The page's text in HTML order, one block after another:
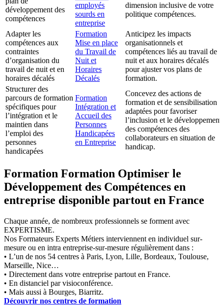
développement des
compétences
employés
sourds en
entreprise
dimension inclusive de votre
politique compétences.
Adapter les
compétences aux
contraintes
d’organisation du
travail de nuit et en
horaires décalés
Formation
Mise en place
du Travail de
Nuit et
Horaires
Décalés
Anticipez les impacts
organisationnels et
compétences liés au travail de
nuit et aux horaires décalés
pour ajuster vos plans de
formation.
Structurer des
parcours de formation
spécifiques pour
l’intégration et le
maintien dans
l’emploi des
personnes
handicapées
Formation
Intégration et
Accueil des
Personnes
Handicapées
en Entreprise
Concevez des actions de
formation et de sensibilisation
adaptées pour favoriser
l’inclusion et le
des compétences des
collaborateurs en situation de
handicap.
Formation Formation Optimiser le
Développement des Compétences en
entreprise disponible partout en France
Chaque année, de nombreux professionnels se forment avec
EXPERTISME.
Nos Formateurs Experts Métiers interviennent en individuel sur-
mesure ou en intra entreprise-sur-mesure régulièrement dans :
• L’un de nos 54 centres à Paris, Lyon, Lille, Bordeaux, Toulouse,
Marseille, Nice…
• Directement dans votre entreprise partout en France.
• En distanciel par visioconférence.
• Mais aussi à Bourges, Biarritz.
Découvrir nos centres de formation